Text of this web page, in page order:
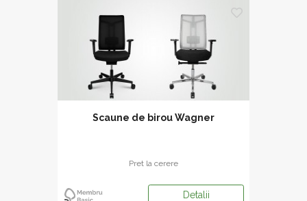
Scaune de birou Wagner
Pret la cerere
Detalii